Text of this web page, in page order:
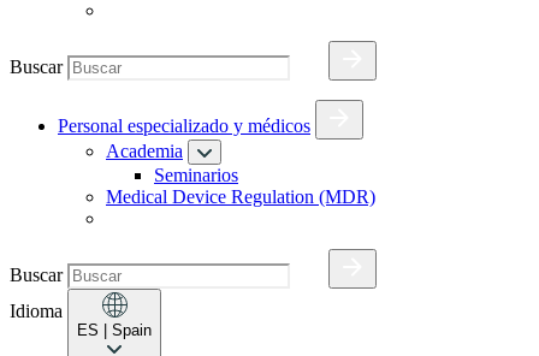
Buscar
Personal especializado y médicos
Academia
Seminarios
Medical Device Regulation (MDR)
Buscar
Idioma
ES | Spain